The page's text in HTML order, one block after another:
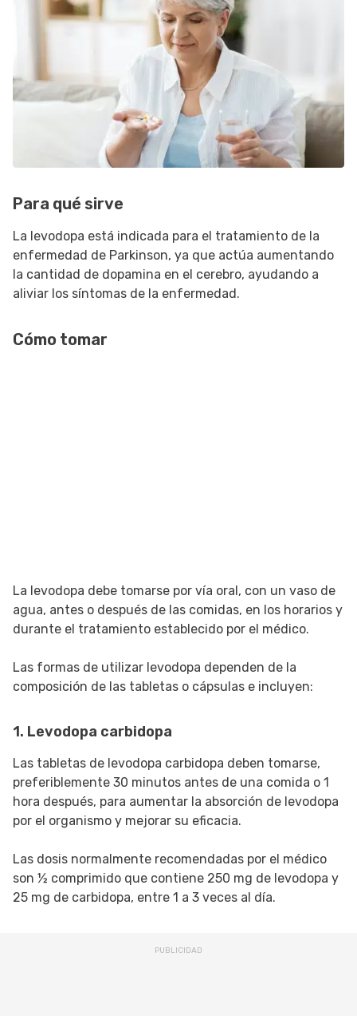
Para qué sirve
La levodopa está indicada para el tratamiento de la
enfermedad de Parkinson, ya que actúa aumentando
la cantidad de dopamina en el cerebro, ayudando a
aliviar los síntomas de la enfermedad.
Cómo tomar
La levodopa debe tomarse por vía oral, con un vaso de
agua, antes o después de las comidas, en los horarios y
durante el tratamiento establecido por el médico.
Las formas de utilizar levodopa dependen de la
composición de las tabletas o cápsulas e incluyen:
1. Levodopa carbidopa
Las tabletas de levodopa carbidopa deben tomarse,
preferiblemente 30 minutos antes de una comida o 1
hora después, para aumentar la absorción de levodopa
por el organismo y mejorar su eficacia.
Las dosis normalmente recomendadas por el médico
son ½ comprimido que contiene 250 mg de levodopa y
25 mg de carbidopa, entre 1 a 3 veces al día.